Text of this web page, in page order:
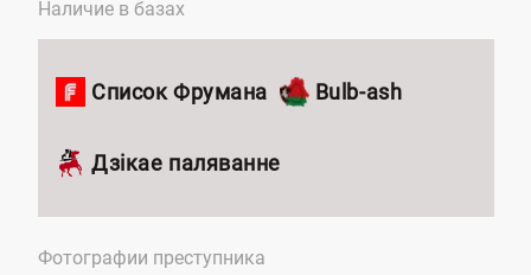
Наличие в базах
Список Фрумана Bulb-ash
Дзікае паляванне
Фотографии преступника